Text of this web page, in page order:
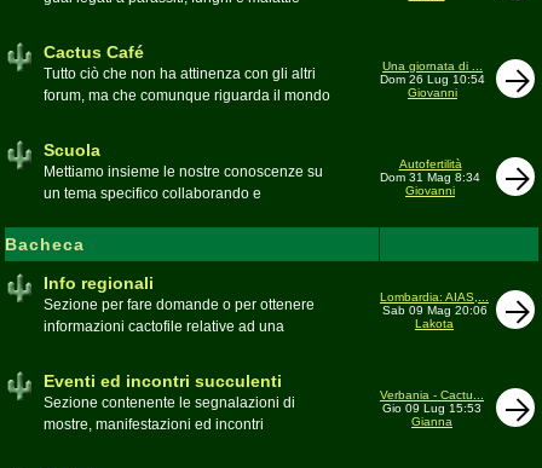
Cactus Café
Tutto ciò che non ha attinenza con gli altri
forum, ma che comunque riguarda il mondo
Moderatore
Una giornata di ...
Dom 26 Lug 10:54
Giovanni
Scuola
Mettiamo insieme le nostre conoscenze su
un tema specifico collaborando e
cactofilo
Autofertilità
Dom 31 Mag 8:34
Giovanni
Bacheca
Info regionali
Sezione per fare domande o per ottenere
informazioni cactofile relative ad una
Lombardia: AIAS,...
Sab 09 Mag 20:06
Lakota
Eventi ed incontri succulenti
Sezione contenente le segnalazioni di
mostre, manifestazioni ed incontri
Verbania - Cactu...
Gio 09 Lug 15:53
Gianna